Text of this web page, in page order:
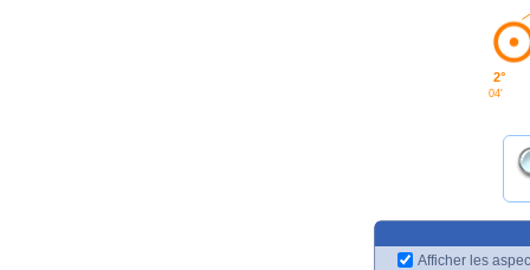
2°
04'
Afficher les